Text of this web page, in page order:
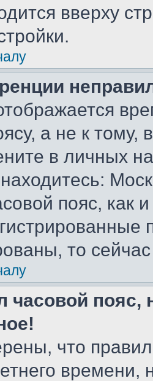
вверху
а не к тому,
в личных
пояс, как
то
часовой пояс,
что